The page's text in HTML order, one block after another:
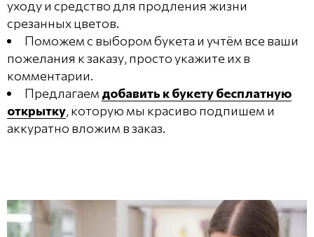
уходу и средство для продления жизни
срезанных цветов.
Поможем с выбором букета и учтём все ваши
пожелания к заказу, просто укажите их в
комментарии.
Предлагаем добавить к букету бесплатную
открытку, которую мы красиво подпишем и
аккуратно вложим в заказ.